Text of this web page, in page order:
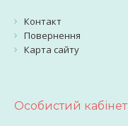
Контакт
Повернення
Карта сайту
Особистий кабінет